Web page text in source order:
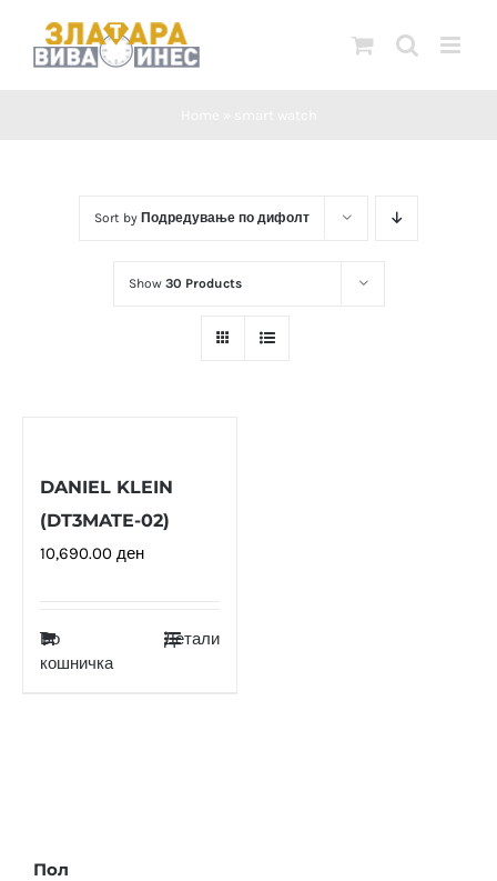
Sort by Подредување по дифолт
Show 30 Products
DANIEL KLEIN
(DT3MATE-02)
10,690.00 ден
Во
кошничка
Детали
Пол